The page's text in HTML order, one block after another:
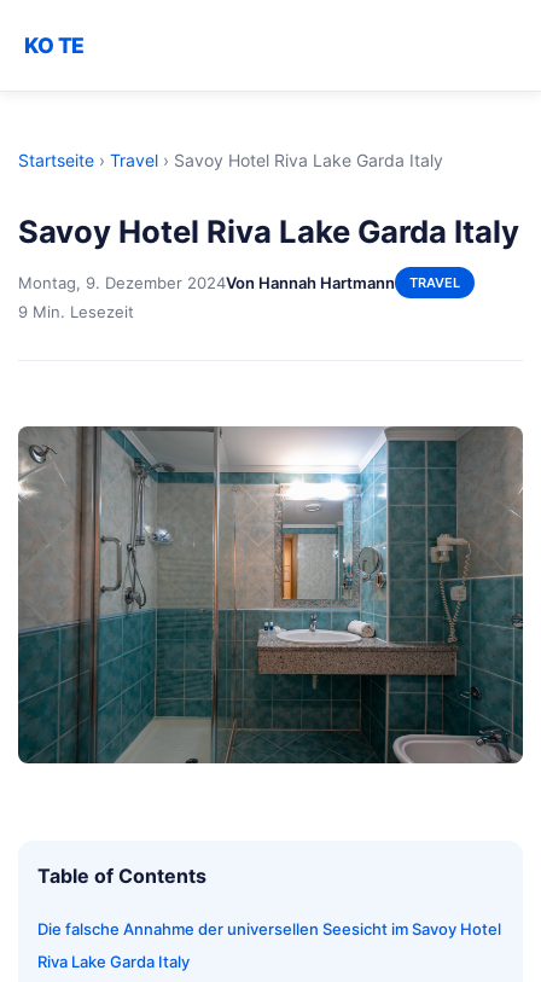
KO TE
Startseite › Travel › Savoy Hotel Riva Lake Garda Italy
Savoy Hotel Riva Lake Garda Italy
Montag, 9. Dezember 2024Von Hannah Hartmann TRAVEL
9 Min. Lesezeit
Table of Contents
Die falsche Annahme der universellen Seesicht im Savoy Hotel
Riva Lake Garda Italy